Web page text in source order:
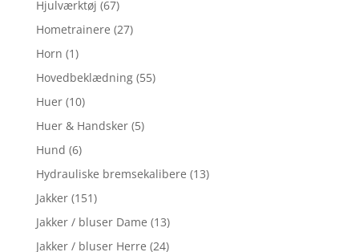
Hjulværktøj (67)
Hometrainere (27)
Horn (1)
Hovedbeklædning (55)
Huer (10)
Huer & Handsker (5)
Hund (6)
Hydrauliske bremsekalibere (13)
Jakker (151)
Jakker / bluser Dame (13)
Jakker / bluser Herre (24)